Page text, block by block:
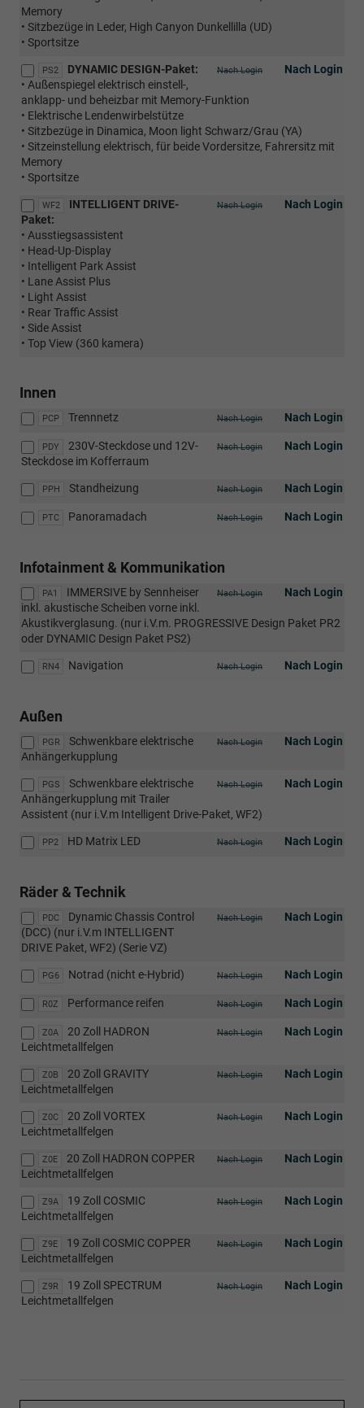
Memory
• Sitzbezüge in Leder, High Canyon Dunkellilla (UD)
• Sportsitze
PS2 Nach Login
Nach Login
DYNAMIC DESIGN-Paket:
• Außenspiegel elektrisch einstell-,
anklapp- und beheizbar mit Memory-Funktion
• Elektrische Lendenwirbelstütze
• Sitzbezüge in Dinamica, Moon light Schwarz/Grau (YA)
• Sitzeinstellung elektrisch, für beide Vordersitze, Fahrersitz mit
Memory
• Sportsitze
WF2 Nach Login
Nach Login
INTELLIGENT DRIVE-
Paket:
• Ausstiegsassistent
• Head-Up-Display
• Intelligent Park Assist
• Lane Assist Plus
• Light Assist
• Rear Traffic Assist
• Side Assist
• Top View (360 kamera)
Innen
PCP Nach Login
Nach Login
Trennnetz
PDY Nach Login
Nach Login
230V-Steckdose und 12V-
Steckdose im Kofferraum
PPH Nach Login
Nach Login
Standheizung
PTC Nach Login
Nach Login
Panoramadach
Infotainment & Kommunikation
PA1 Nach Login
Nach Login
IMMERSIVE by Sennheiser
inkl. akustische Scheiben vorne inkl.
Akustikverglasung. (nur i.V.m. PROGRESSIVE Design Paket PR2
oder DYNAMIC Design Paket PS2)
RN4 Nach Login
Nach Login
Navigation
Außen
PGR Nach Login
Nach Login
Schwenkbare elektrische
Anhängerkupplung
PGS Nach Login
Nach Login
Schwenkbare elektrische
Anhängerkupplung mit Trailer
Assistent (nur i.V.m Intelligent Drive-Paket, WF2)
PP2 Nach Login
Nach Login
HD Matrix LED
Räder & Technik
PDC Nach Login
Nach Login
Dynamic Chassis Control
(DCC) (nur i.V.m INTELLIGENT
DRIVE Paket, WF2) (Serie VZ)
PG6 Nach Login
Nach Login
Notrad (nicht e-Hybrid)
R0Z Nach Login
Nach Login
Performance reifen
Z0A Nach Login
Nach Login
20 Zoll HADRON
Leichtmetallfelgen
Z0B Nach Login
Nach Login
20 Zoll GRAVITY
Leichtmetallfelgen
Z0C Nach Login
Nach Login
20 Zoll VORTEX
Leichtmetallfelgen
Z0E Nach Login
Nach Login
20 Zoll HADRON COPPER
Leichtmetallfelgen
Z9A Nach Login
Nach Login
19 Zoll COSMIC
Leichtmetallfelgen
Z9E Nach Login
Nach Login
19 Zoll COSMIC COPPER
Leichtmetallfelgen
Z9R Nach Login
Nach Login
19 Zoll SPECTRUM
Leichtmetallfelgen